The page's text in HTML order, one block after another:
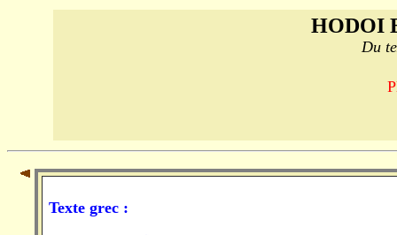
HODOI
Du
Texte grec :